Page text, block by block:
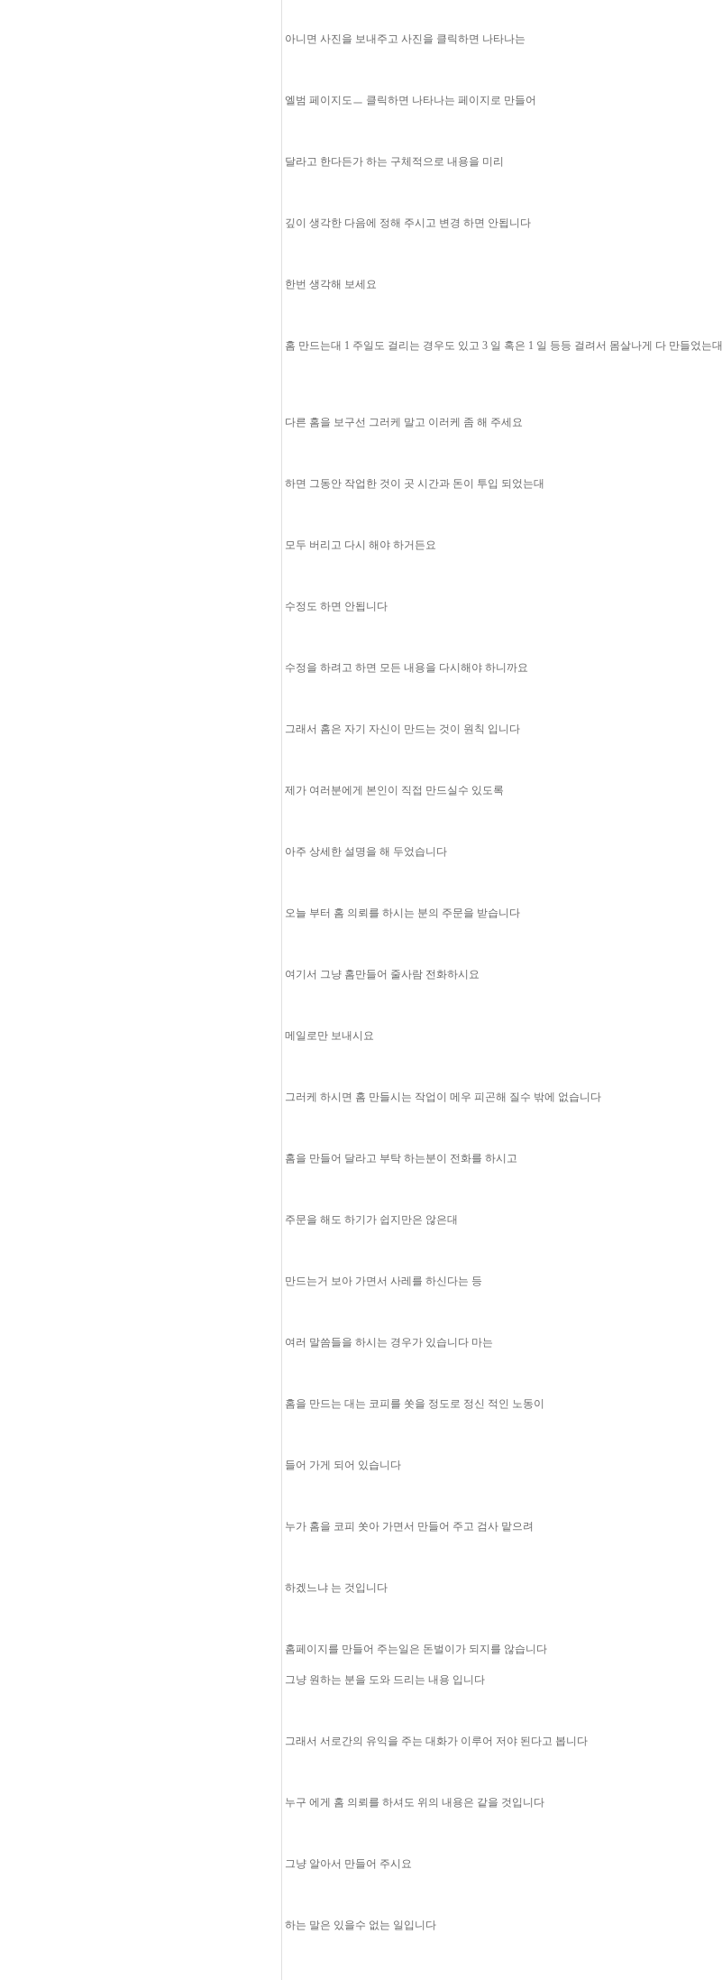
아니면 사진을 보내주고 사진을 클릭하면 나타나는
엘범 페이지도ㅡ 클릭하면 나타나는 페이지로 만들어
달라고 한다든가 하는 구체적으로 내용을 미리
깊이 생각한 다음에 정해 주시고 변경 하면 안됩니다
한번 생각해 보세요
홈 만드는대 1 주일도 걸리는 경우도 있고 3 일 혹은 1 일 등등 걸려서 몸살나게 다 만들었는대
다른 홈을 보구선 그러케 말고 이러케 좀 해 주세요
하면 그동안 작업한 것이 곳 시간과 돈이 투입 되었는대
모두 버리고 다시 해야 하거든요
수정도 하면 안됩니다
수정을 하려고 하면 모든 내용을 다시해야 하니까요
그래서 홈은 자기 자신이 만드는 것이 원칙 입니다
제가 여러분에게 본인이 직접 만드실수 있도록
아주 상세한 설명을 해 두었습니다
오늘 부터 홈 의뢰를 하시는 분의 주문을 받습니다
여기서 그냥 홈만들어 줄사람 전화하시요
메일로만 보내시요
그러케 하시면 홈 만들시는 작업이 메우 피곤해 질수 밖에 없습니다
홈을 만들어 달라고 부탁 하는분이 전화를 하시고
주문을 해도 하기가 쉽지만은 않은대
만드는거 보아 가면서 사레를 하신다는 등
여러 말씀들을 하시는 경우가 있습니다 마는
홈을 만드는 대는 코피를 쏫을 정도로 정신 적인 노동이
들어 가게 되어 있습니다
누가 홈을 코피 쏫아 가면서 만들어 주고 검사 맡으려
하겠느냐 는 것입니다
홈페이지를 만들어 주는일은 돈벌이가 되지를 않습니다
그냥 원하는 분을 도와 드리는 내용 입니다
그래서 서로간의 유익을 주는 대화가 이루어 저야 된다고 봅니다
누구 에게 홈 의뢰를 하셔도 위의 내용은 같을 것입니다
그냥 알아서 만들어 주시요
하는 말은 있을수 없는 일입니다